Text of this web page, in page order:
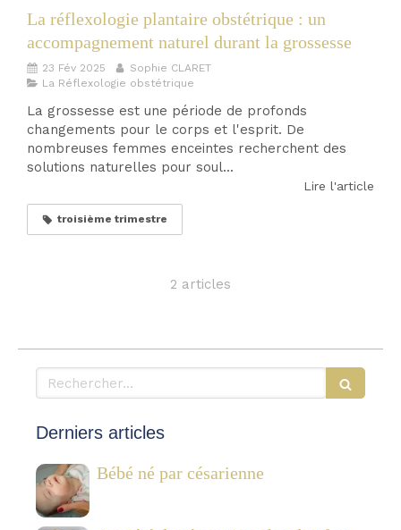
La réflexologie plantaire obstétrique : un
accompagnement naturel durant la grossesse
23 Fév 2025
Sophie CLARET
La Réflexologie obstétrique
La grossesse est une période de profonds
changements pour le corps et l'esprit. De
nombreuses femmes enceintes recherchent des
solutions naturelles pour soul...
Lire l'article
troisième trimestre
2 articles
Rechercher
Derniers articles
Bébé né par césarienne